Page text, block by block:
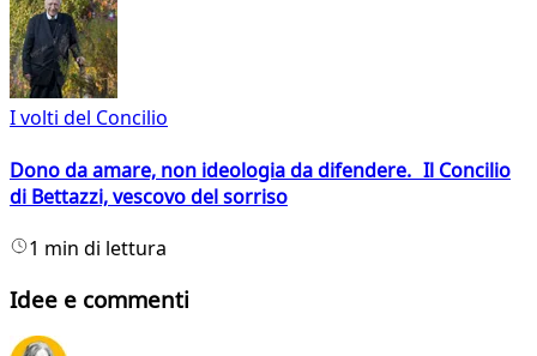
I volti del Concilio
Dono da amare, non ideologia da difendere. Il Concilio
di Bettazzi, vescovo del sorriso
1 min di lettura
Idee e commenti